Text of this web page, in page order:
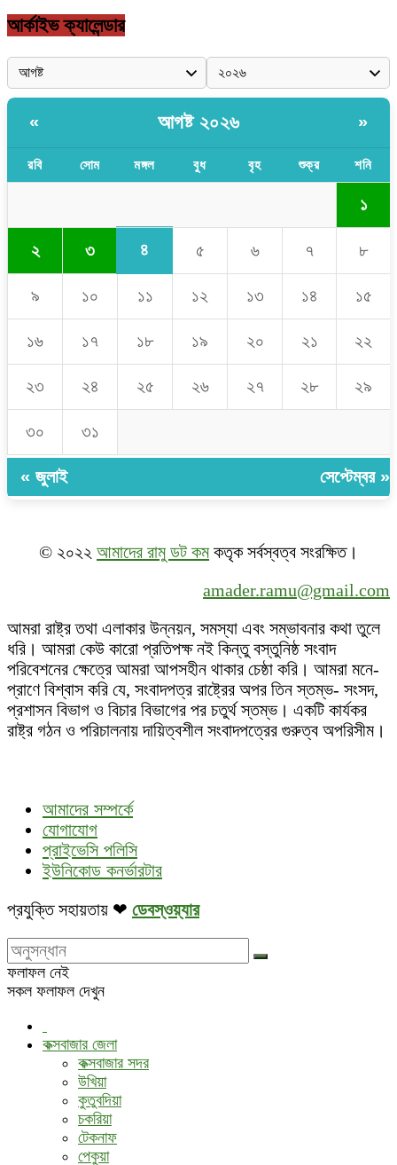
আর্কাইভ ক্যালেন্ডার
« আগষ্ট ২০২৬ »
রবি সোম মঙ্গল বুধ বৃহ শুক্র শনি
১
২ ৩ ৪ ৫ ৬ ৭ ৮
৯ ১০ ১১ ১২ ১৩ ১৪ ১৫
১৬ ১৭ ১৮ ১৯ ২০ ২১ ২২
২৩ ২৪ ২৫ ২৬ ২৭ ২৮ ২৯
৩০ ৩১
« জুলাই সেপ্টেম্বর »
© ২০২২ আমাদের রামু ডট কমকতৃক সর্বস্বত্ব সংরক্ষিত।
amader.ramu@gmail.com
আমরা রাষ্ট্র তথা এলাকার উন্নয়ন, সমস্যা এবং সম্ভাবনার কথা তুলে
ধরি। আমরা কেউ কারো প্রতিপক্ষ নই কিন্তু বস্তুনিষ্ঠ সংবাদ
পরিবেশনের ক্ষেত্রে আমরা আপসহীন থাকার চেষ্ঠা করি। আমরা মনে-
প্রাণে বিশ্বাস করি যে, সংবাদপত্র রাষ্ট্রের অপর তিন স্তম্ভ- সংসদ,
প্রশাসন বিভাগ ও বিচার বিভাগের পর চতুর্থ স্তম্ভ। একটি কার্যকর
রাষ্ট্র গঠন ও পরিচালনায় দায়িত্বশীল সংবাদপত্রের গুরুত্ব অপরিসীম।
আমাদের সম্পর্কে
যোগাযোগ
প্রাইভেসি পলিসি
ইউনিকোড কনর্ভারটার
প্রযুক্তি সহায়তায় ❤ ডেবস্ওয়্যার
ফলাফল নেই
সকল ফলাফল দেখুন
কক্সবাজার জেলা
কক্সবাজার সদর
উখিয়া
কুতুবদিয়া
চকরিয়া
টেকনাফ
পেকুয়া